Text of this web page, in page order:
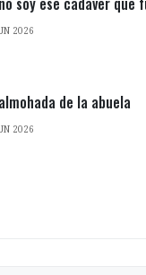
2026
de la abuela
2026